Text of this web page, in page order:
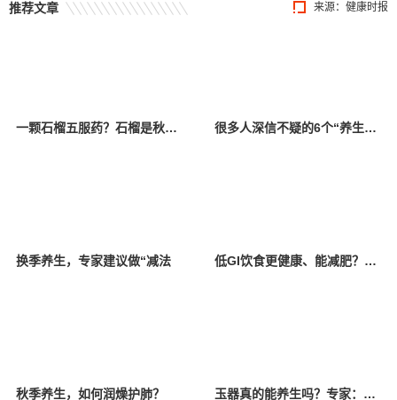
来源：健康时报
推荐文章
一颗石榴五服药？石榴是秋季养生“黄金果”，但这三类人要慎吃 很多人深信不疑的6个“养生习惯”，医生听了直摇头！越养越伤身
换季养生，专家建议做“减法 低GI饮食更健康、能减肥？这些误区你必须知道
秋季养生，如何润燥护肺？ 玉器真的能养生吗？专家：对人体健康并无益处